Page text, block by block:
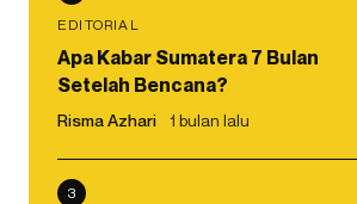
EDITORIAL
Apa Kabar Sumatera 7 Bulan
Setelah Bencana?
Risma Azhari 1 bulan lalu
3